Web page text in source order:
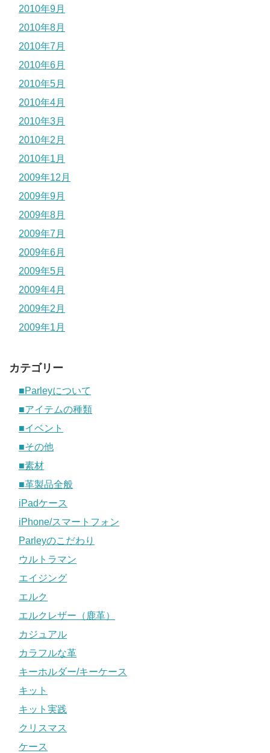
2010年9月
2010年8月
2010年7月
2010年6月
2010年5月
2010年4月
2010年3月
2010年2月
2010年1月
2009年12月
2009年9月
2009年8月
2009年7月
2009年6月
2009年5月
2009年4月
2009年2月
2009年1月
カテゴリー
■Parleyについて
■アイテムの種類
■イベント
■その他
■素材
■革製品全般
iPadケース
iPhone/スマートフォン
Parleyのこだわり
ウルトラマン
エイジング
エルク
エルクレザー（鹿革）
カジュアル
カラフルな革
キーホルダー/キーケース
キット
キット実践
クリスマス
ケース